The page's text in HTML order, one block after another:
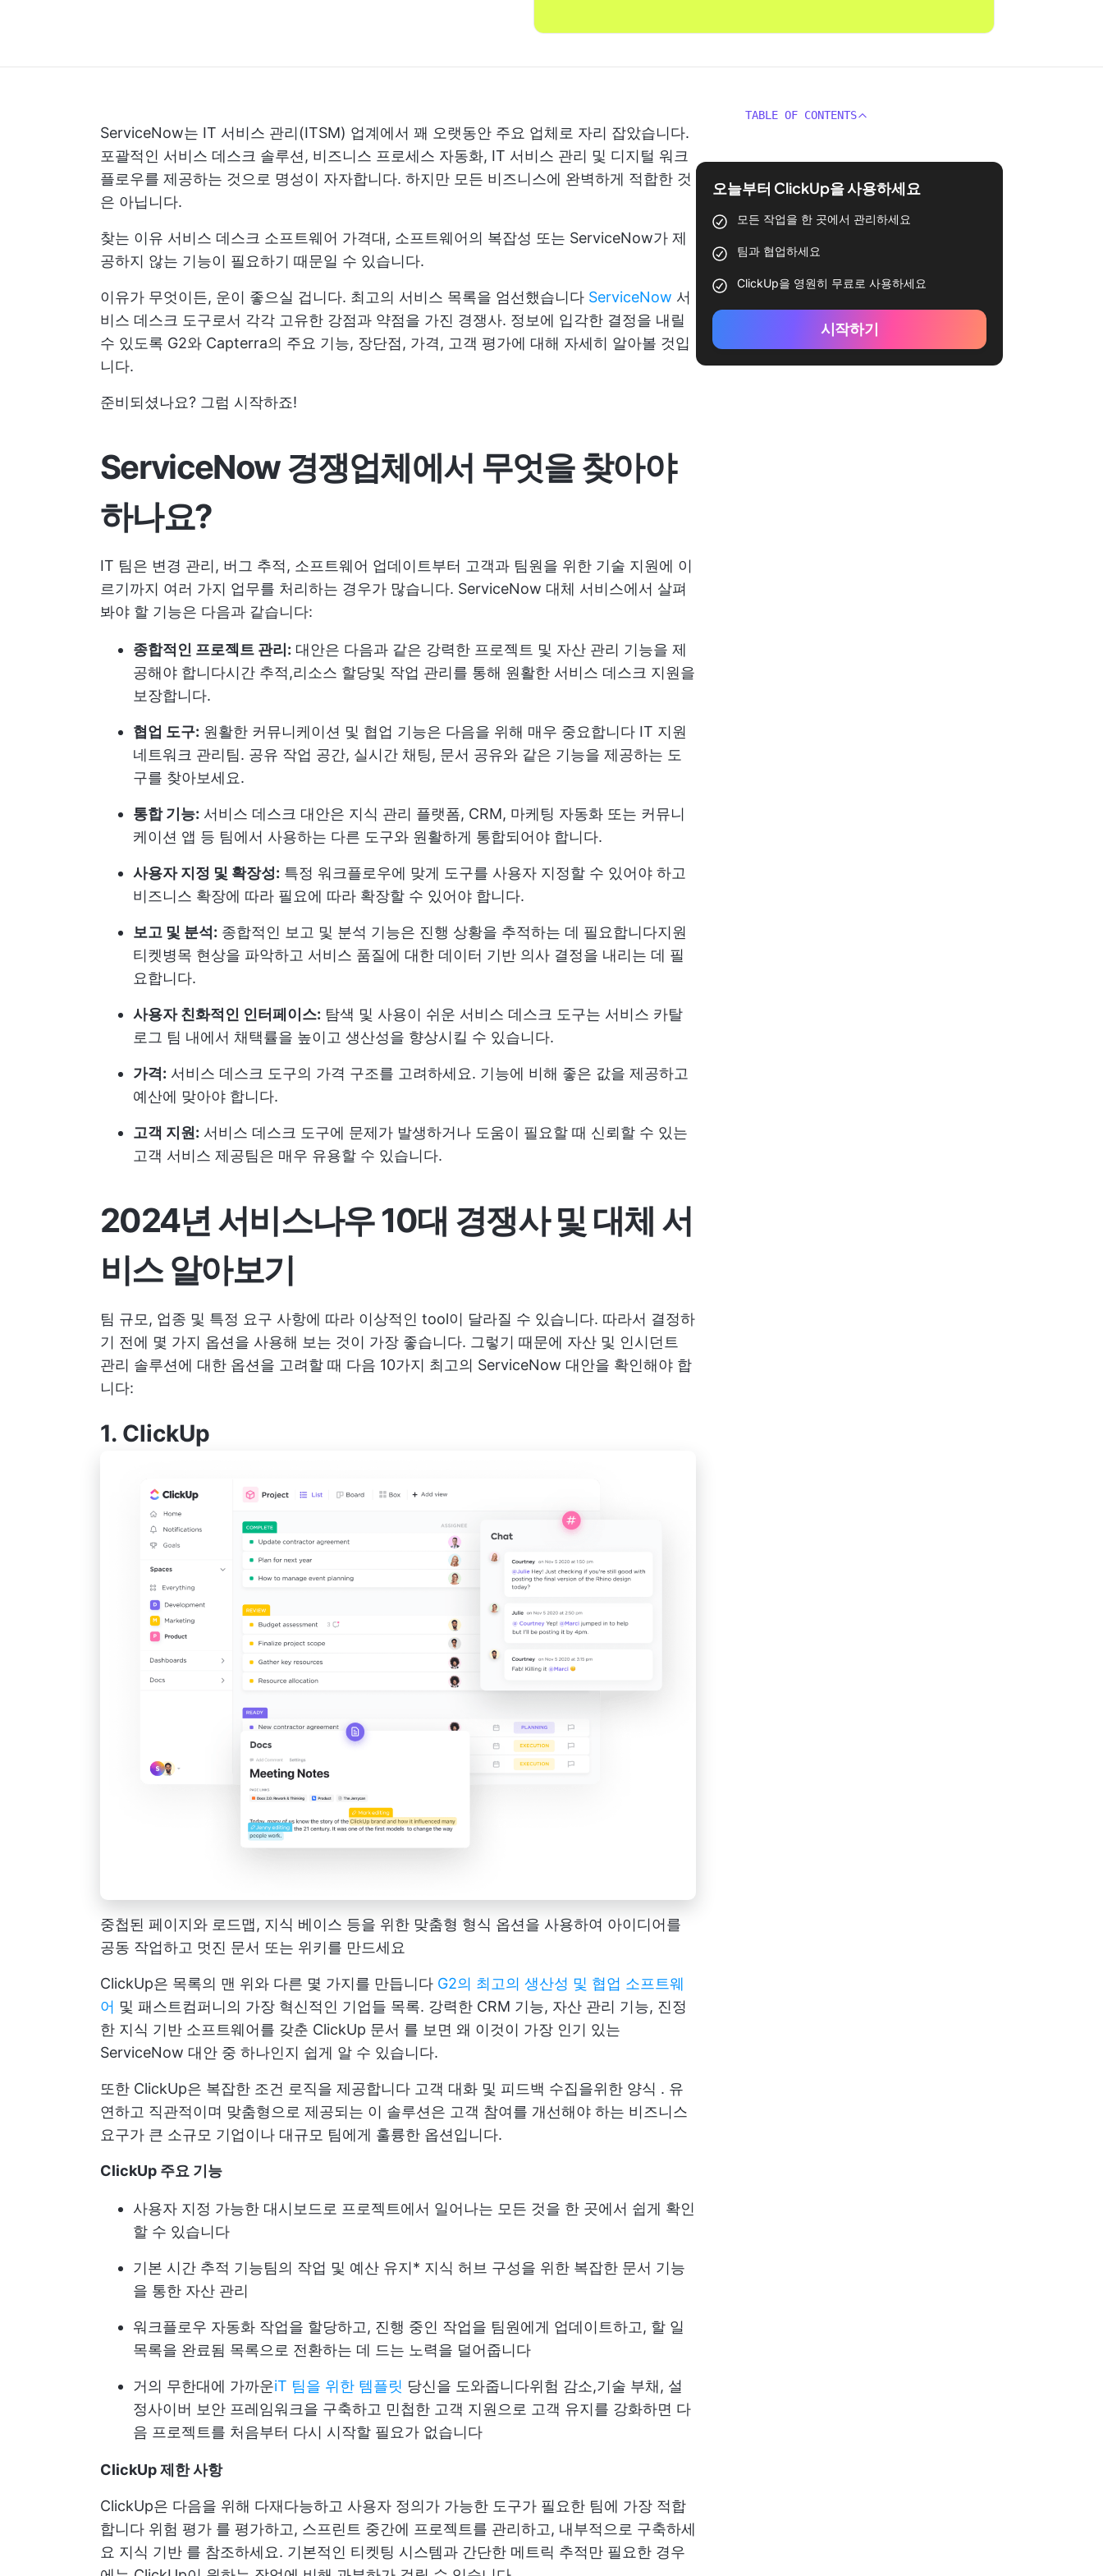
ServiceNow는 IT 서비스 관리(ITSM) 업계에서 꽤 오랫동안 주요 업체로 자리 잡았습니다.
포괄적인 서비스 데스크 솔루션, 비즈니스 프로세스 자동화, IT 서비스 관리 및 디지털 워크
플로우를 제공하는 것으로 명성이 자자합니다. 하지만 모든 비즈니스에 완벽하게 적합한 것
은 아닙니다.
찾는 이유 서비스 데스크 소프트웨어 가격대, 소프트웨어의 복잡성 또는 ServiceNow가 제
공하지 않는 기능이 필요하기 때문일 수 있습니다.
이유가 무엇이든, 운이 좋으실 겁니다. 최고의 서비스 목록을 엄선했습니다 ServiceNow 서
비스 데스크 도구로서 각각 고유한 강점과 약점을 가진 경쟁사. 정보에 입각한 결정을 내릴
수 있도록 G2와 Capterra의 주요 기능, 장단점, 가격, 고객 평가에 대해 자세히 알아볼 것입
니다.
준비되셨나요? 그럼 시작하죠!
ServiceNow 경쟁업체에서 무엇을 찾아야
하나요?
IT 팀은 변경 관리, 버그 추적, 소프트웨어 업데이트부터 고객과 팀원을 위한 기술 지원에 이
르기까지 여러 가지 업무를 처리하는 경우가 많습니다. ServiceNow 대체 서비스에서 살펴
봐야 할 기능은 다음과 같습니다:
종합적인 프로젝트 관리: 대안은 다음과 같은 강력한 프로젝트 및 자산 관리 기능을 제
공해야 합니다시간 추적,리소스 할당및 작업 관리를 통해 원활한 서비스 데스크 지원을
보장합니다.
협업 도구: 원활한 커뮤니케이션 및 협업 기능은 다음을 위해 매우 중요합니다 IT 지원
네트워크 관리팀. 공유 작업 공간, 실시간 채팅, 문서 공유와 같은 기능을 제공하는 도
구를 찾아보세요.
통합 기능: 서비스 데스크 대안은 지식 관리 플랫폼, CRM, 마케팅 자동화 또는 커뮤니
케이션 앱 등 팀에서 사용하는 다른 도구와 원활하게 통합되어야 합니다.
사용자 지정 및 확장성: 특정 워크플로우에 맞게 도구를 사용자 지정할 수 있어야 하고
비즈니스 확장에 따라 필요에 따라 확장할 수 있어야 합니다.
보고 및 분석: 종합적인 보고 및 분석 기능은 진행 상황을 추적하는 데 필요합니다지원
티켓병목 현상을 파악하고 서비스 품질에 대한 데이터 기반 의사 결정을 내리는 데 필
요합니다.
사용자 친화적인 인터페이스: 탐색 및 사용이 쉬운 서비스 데스크 도구는 서비스 카탈
로그 팀 내에서 채택률을 높이고 생산성을 향상시킬 수 있습니다.
가격: 서비스 데스크 도구의 가격 구조를 고려하세요. 기능에 비해 좋은 값을 제공하고
예산에 맞아야 합니다.
고객 지원: 서비스 데스크 도구에 문제가 발생하거나 도움이 필요할 때 신뢰할 수 있는
고객 서비스 제공팀은 매우 유용할 수 있습니다.
2024년 서비스나우 10대 경쟁사 및 대체 서
비스 알아보기
팀 규모, 업종 및 특정 요구 사항에 따라 이상적인 tool이 달라질 수 있습니다. 따라서 결정하
기 전에 몇 가지 옵션을 사용해 보는 것이 가장 좋습니다. 그렇기 때문에 자산 및 인시던트
관리 솔루션에 대한 옵션을 고려할 때 다음 10가지 최고의 ServiceNow 대안을 확인해야 합
니다:
1. ClickUp
중첩된 페이지와 로드맵, 지식 베이스 등을 위한 맞춤형 형식 옵션을 사용하여 아이디어를
공동 작업하고 멋진 문서 또는 위키를 만드세요
ClickUp은 목록의 맨 위와 다른 몇 가지를 만듭니다 G2의 최고의 생산성 및 협업 소프트웨
어 및 패스트컴퍼니의 가장 혁신적인 기업들 목록. 강력한 CRM 기능, 자산 관리 기능, 진정
한 지식 기반 소프트웨어를 갖춘 ClickUp 문서 를 보면 왜 이것이 가장 인기 있는
ServiceNow 대안 중 하나인지 쉽게 알 수 있습니다.
또한 ClickUp은 복잡한 조건 로직을 제공합니다 고객 대화 및 피드백 수집을위한 양식 . 유
연하고 직관적이며 맞춤형으로 제공되는 이 솔루션은 고객 참여를 개선해야 하는 비즈니스
요구가 큰 소규모 기업이나 대규모 팀에게 훌륭한 옵션입니다.
ClickUp 주요 기능
사용자 지정 가능한 대시보드로 프로젝트에서 일어나는 모든 것을 한 곳에서 쉽게 확인
할 수 있습니다
기본 시간 추적 기능팀의 작업 및 예산 유지* 지식 허브 구성을 위한 복잡한 문서 기능
을 통한 자산 관리
워크플로우 자동화 작업을 할당하고, 진행 중인 작업을 팀원에게 업데이트하고, 할 일
목록을 완료됨 목록으로 전환하는 데 드는 노력을 덜어줍니다
거의 무한대에 가까운iT 팀을 위한 템플릿 당신을 도와줍니다위험 감소,기술 부채, 설
정사이버 보안 프레임워크을 구축하고 민첩한 고객 지원으로 고객 유지를 강화하면 다
음 프로젝트를 처음부터 다시 시작할 필요가 없습니다
ClickUp 제한 사항
ClickUp은 다음을 위해 다재다능하고 사용자 정의가 가능한 도구가 필요한 팀에 가장 적합
합니다 위험 평가 를 평가하고, 스프린트 중간에 프로젝트를 관리하고, 내부적으로 구축하세
요 지식 기반 를 참조하세요. 기본적인 티켓팅 시스템과 간단한 메트릭 추적만 필요한 경우
TABLE OF CONTENTS
오늘부터 ClickUp을 사용하세요
모든 작업을 한 곳에서 관리하세요
팀과 협업하세요
ClickUp을 영원히 무료로 사용하세요
시작하기